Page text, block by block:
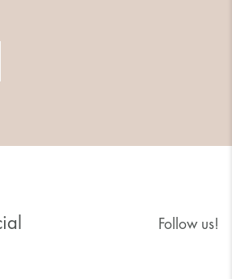
Follow us!